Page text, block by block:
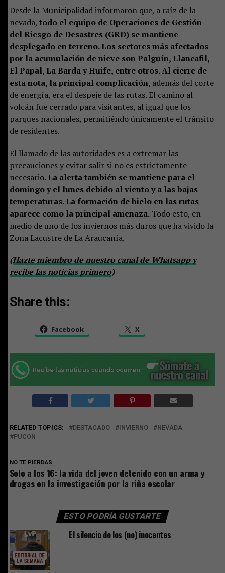
Desde la Municipalidad informaron que, a raíz de la
nevada, todo el equipo de Operaciones de Gestión
del Riesgo de Desastres (GRD) se mantiene
desplegado en terreno. Los sectores más afectados
por la acumulación de nieve son Palguín, Llancafil,
El Papal, La Barda y Huife, entre otros. Al cierre de
esta nota, la principal complicación, además del corte
de energía, era el despeje de las rutas. El camino al
volcán fue cerrado para visitantes, al igual que los
parques nacionales, permitiéndo únicamente el tránsito
de residentes.
El llamado de las autoridades es a extremar las
precauciones y evitar salir si no es estrictamente
necesario. La alerta también se mantiene para el
domingo y el lunes debido al viento y a las bajas
temperaturas. La formación de hielo en las rutas
aparece como la principal amenaza.Todo esto, en
medio de uno de los inviernos más duros que ha vivido la
Zona Lacustre de La Araucanía.
(Hazte miembro de nuestro canal de Whatsapp y
recibe las noticias primero)
Share this:
Facebook X
RELATED TOPICS: DESTACADO INVIERNO
NEVADA
PUCON
NO TE PIERDAS
Solo a los 16: la vida del joven detenido con un arma y
drogas en la investigación por la riña escolar
ESTO PODRÍA GUSTARTE
El silencio de los (no) inocentes